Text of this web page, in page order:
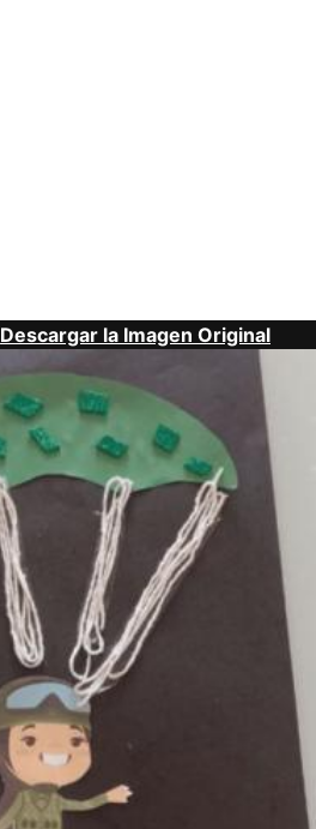
Descargar la Imagen Original